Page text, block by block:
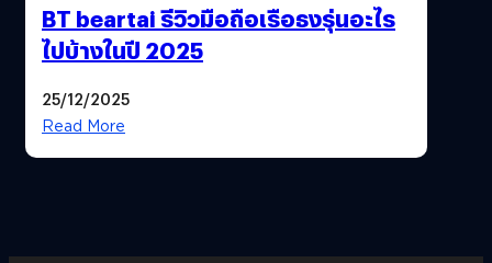
BT beartai รีวิวมือถือเรือธงรุ่นอะไร
ไปบ้างในปี 2025
25/12/2025
Read More